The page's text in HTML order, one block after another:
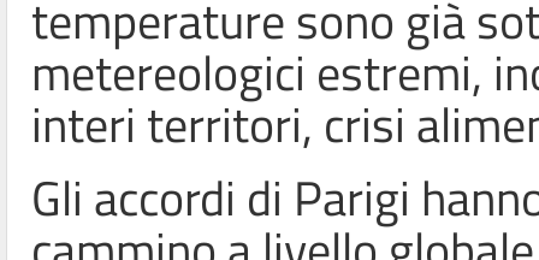
temperature sono già
metereologici estremi,
interi territori, crisi
Gli accordi di Parigi